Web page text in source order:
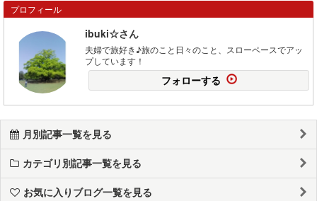
プロフィール
ibuki☆さん
夫婦で旅好き♪旅のこと日々のこと、スローペースでアッ
プしています！
フォローする
月別記事一覧を見る
カテゴリ別記事一覧を見る
お気に入りブログ一覧を見る